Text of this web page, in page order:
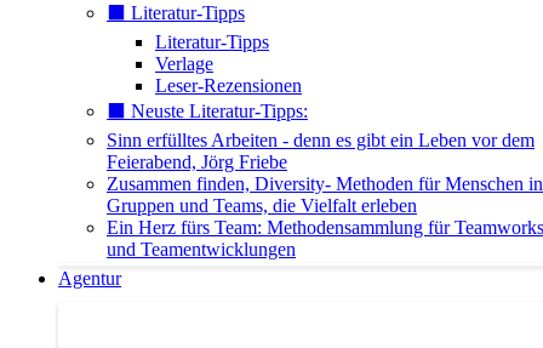
⬛️ Literatur-Tipps
Literatur-Tipps
Verlage
Leser-Rezensionen
⬛️ Neuste Literatur-Tipps:
Sinn erfülltes Arbeiten - denn es gibt ein Leben vor dem
Feierabend, Jörg Friebe
Zusammen finden, Diversity- Methoden für Menschen in
Gruppen und Teams, die Vielfalt erleben
Ein Herz fürs Team: Methodensammlung für
und Teamentwicklungen
Agentur